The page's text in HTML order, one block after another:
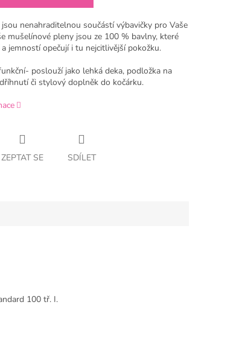
nenahraditelnou součástí výbavičky pro Vaše
mušelínové pleny jsou ze 100 % bavlny, které
jemností opečují i tu nejcitlivější pokožku.
poslouží jako lehká deka, podložka na
či stylový doplněk do kočárku.
ZEPTAT SE SDÍLET
100 tř. I.